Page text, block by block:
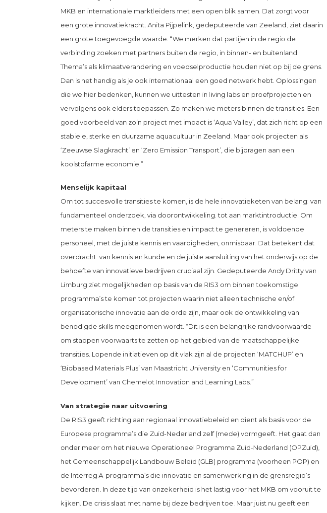
MKB en internationale marktleiders met een open blik samen. Dat zorgt voor
een grote innovatiekracht. Anita Pijpelink, gedeputeerde van Zeeland, ziet daarin
een grote toegevoegde waarde. “We merken dat partijen in de regio de
verbinding zoeken met partners buiten de regio, in binnen- en buitenland.
Thema’s als klimaatverandering en voedselproductie houden niet op bij de grens.
Dan is het handig als je ook internationaal een goed netwerk hebt. Oplossingen
die we hier bedenken, kunnen we uittesten in living labs en proefprojecten en
vervolgens ook elders toepassen. Zo maken we meters binnen de transities. Een
goed voorbeeld van zo’n project met impact is ‘Aqua Valley’, dat zich richt op een
stabiele, sterke en duurzame aquacultuur in Zeeland. Maar ook projecten als
‘Zeeuwse Slagkracht’ en ‘Zero Emission Transport’, die bijdragen aan een
koolstofarme economie.”
Menselijk kapitaal
Om tot succesvolle transities te komen, is de hele innovatieketen van belang: van
fundamenteel onderzoek, via doorontwikkeling. tot aan marktintroductie. Om
meters te maken binnen de transities en impact te genereren, is voldoende
personeel, met de juiste kennis en vaardigheden, onmisbaar. Dat betekent dat
overdracht van kennis en kunde en de juiste aansluiting van het onderwijs op de
behoefte van innovatieve bedrijven cruciaal zijn. Gedeputeerde Andy Dritty van
Limburg ziet mogelijkheden op basis van de RIS3 om binnen toekomstige
programma’s te komen tot projecten waarin niet alleen technische en/of
organisatorische innovatie aan de orde zijn, maar ook de ontwikkeling van
benodigde skills meegenomen wordt. “Dit is een belangrijke randvoorwaarde
om stappen voorwaarts te zetten op het gebied van de maatschappelijke
transities. Lopende initiatieven op dit vlak zijn al de projecten ‘MATCHUP’ en
‘Biobased Materials Plus’ van Maastricht University en ‘Communities for
Development’ van Chemelot Innovation and Learning Labs.”
Van strategie naar uitvoering
De RIS3 geeft richting aan regionaal innovatiebeleid en dient als basis voor de
Europese programma’s die Zuid-Nederland zelf (mede) vormgeeft. Het gaat dan
onder meer om het nieuwe Operationeel Programma Zuid-Nederland (OPZuid),
het Gemeenschappelijk Landbouw Beleid (GLB) programma (voorheen POP) en
de Interreg A-programma’s die innovatie en samenwerking in de grensregio’s
bevorderen. In deze tijd van onzekerheid is het lastig voor het MKB om vooruit te
kijken. De crisis slaat met name bij deze bedrijven toe. Maar juist nu geeft een